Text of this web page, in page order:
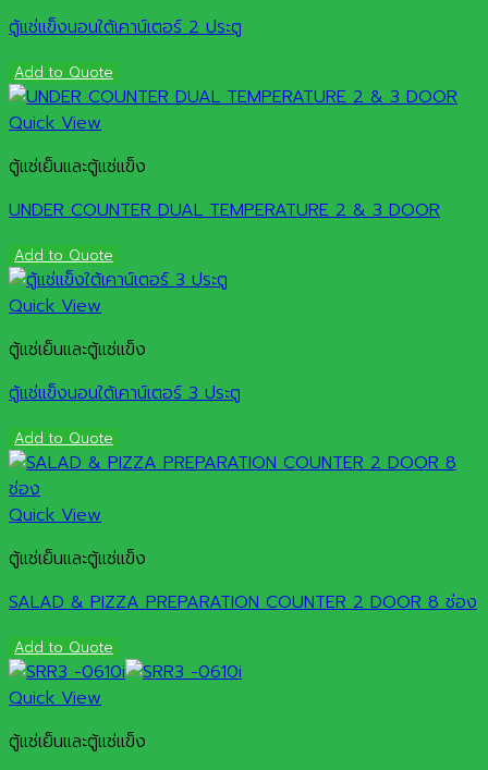
ตู้แช่แข็งนอนใต้เคาน์เตอร์ 2 ประตู
Add to Quote
Quick View
ตู้แช่เย็นและตู้แช่แข็ง
UNDER COUNTER DUAL TEMPERATURE 2 & 3 DOOR
Add to Quote
Quick View
ตู้แช่เย็นและตู้แช่แข็ง
ตู้แช่แข็งนอนใต้เคาน์เตอร์ 3 ประตู
Add to Quote
Quick View
ตู้แช่เย็นและตู้แช่แข็ง
SALAD & PIZZA PREPARATION COUNTER 2 DOOR 8 ช่อง
Add to Quote
Quick View
ตู้แช่เย็นและตู้แช่แข็ง